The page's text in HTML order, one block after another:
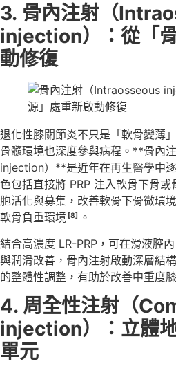
3. 骨內注射（
injection）：從「
動修復
退化性膝關節炎不只是「軟骨變薄
骨髓環境也深度參與病程。**骨內
injection）**是近年在再生醫學中
色包括直接將 PRP 注入軟骨下骨
胞活化與募集，改善軟骨下骨微環
軟骨負重環境 [8]
。
結合高濃度 LR-PRP，可在滑液腔
與潤滑改善，骨內注射啟動深層結
的整體性調整，有助於改善中重度
4. 周全性注射（
injection）：立體
單元